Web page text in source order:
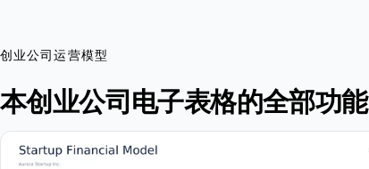
创业公司运营模型
本创业公司电子表格的全部功能